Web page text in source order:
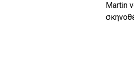
Martin